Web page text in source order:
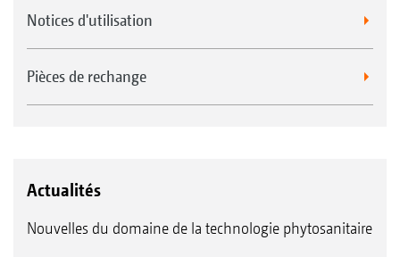
Notices d'utilisation
Pièces de rechange
Actualités
Nouvelles du domaine de la technologie phytosanitaire